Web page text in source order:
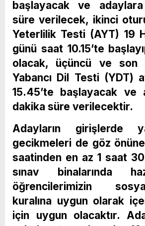
başlayacak ve
süre verilecek, ikinci
Yeterlilik Testi (AYT) 19
günü saat 10.15’te
olacak, üçüncü ve son
Yabancı Dil Testi (YDT)
15.45’te başlayacak ve
dakika süre verilecektir.
Adayların girişlerde
gecikmeleri de göz
saatinden en az 1 saat
sınav binalarında
öğrencilerimizin
kuralına uygun olarak
için uygun olacaktır.